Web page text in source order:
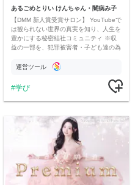
あるごめとりい けんちゃん・闇病み子
【DMM 新人賞受賞サロン】 YouTubeで
は観られない世界の真実を知り、人生を
豊かにする秘密結社コミュニティ ※収
益の一部を、犯罪被害者・子ども達の為
す運営ツール
学び